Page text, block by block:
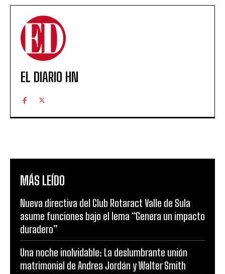
EL DIARIO HN
MÁS LEÍDO
Nueva directiva del Club Rotaract Valle de Sula
asume funciones bajo el lema “Genera un impacto
duradero”
Una noche inolvidable: La deslumbrante unión
matrimonial de Andrea Jordán y Walter Smith